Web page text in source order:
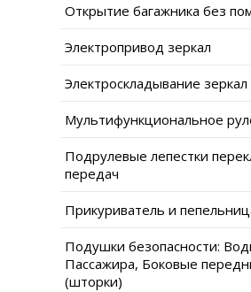
Открытие багажника без
Электропривод зеркал
Электроскладывание зеркал
Мультифункциональное
Подрулевые лепестки
передач
Прикуриватель и
Подушки безопасности:
Пассажира, Боковые
(шторки)